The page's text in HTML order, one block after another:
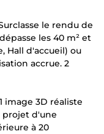
le rendu de
les 40 m² et
Hall d'accueil) ou
accrue. 2
image 3D réaliste
projet d'une
à 20